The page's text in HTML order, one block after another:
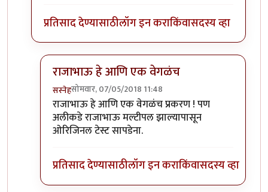
प्रतिसाद देण्यासाठीलॉग इन कराकिंवासदस्य व्हा
राजाभाऊ हे आणि एक वेगळंच
सस्नेहसोमवार, 07/05/2018 11:48
In reply toबाकी भेळ ही रंकाळ्याचं वारंby
राजाभाऊ हे आणि एक वेगळंच प्रकरण ! पण
अलीकडे राजाभाऊ मल्टीपल झाल्यापासून
ओरिजिनल टेस्ट सापडेना.
प्रतिसाद देण्यासाठीलॉग इन कराकिंवासदस्य व्हा